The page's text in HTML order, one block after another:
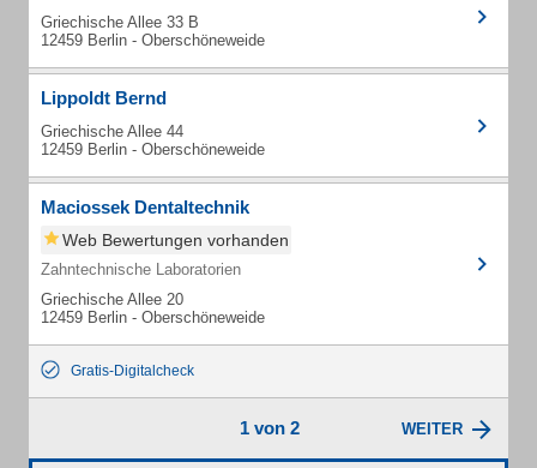
Griechische Allee 33 B
12459 Berlin - Oberschöneweide
Lippoldt Bernd
Griechische Allee 44
12459 Berlin - Oberschöneweide
Maciossek Dentaltechnik
Web Bewertungen vorhanden
Zahntechnische Laboratorien
Griechische Allee 20
12459 Berlin - Oberschöneweide
Gratis-Digitalcheck
1 von 2 WEITER